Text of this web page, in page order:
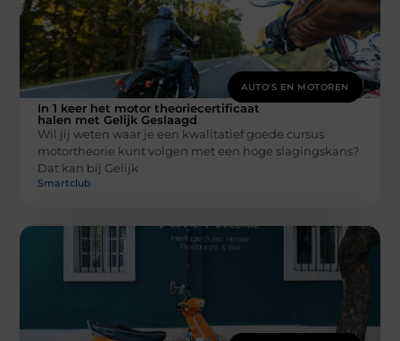
AUTO'S EN MOTOREN
In 1 keer het motor theoriecertificaat
halen met Gelijk Geslaagd
Wil jij weten waar je een kwalitatief goede cursus
motortheorie kunt volgen met een hoge slagingskans?
Dat kan bij Gelijk
Smartclub